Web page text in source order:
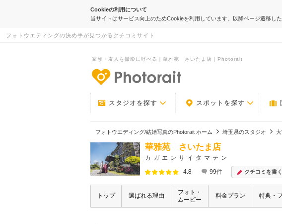
Cookieの利用について
当サイトはサービス向上のためCookieを利用しています。以降ページ遷移し
フォトウエディングの決め手が見つかるクチコミサイト
家族・友人を撮影に呼べる｜華雅苑 さいたま店｜Photorait
スタジオを探す スポットを探す
フォトウエディング/結婚写真のPhotorait ホーム 埼玉県のスタジオ
華雅苑 さいたま店
カガエンサイタマテン
4.8
99件 クチコミを書く
トップ 選ばれる理由
フォト・
ムービー
料金プラン 特典・